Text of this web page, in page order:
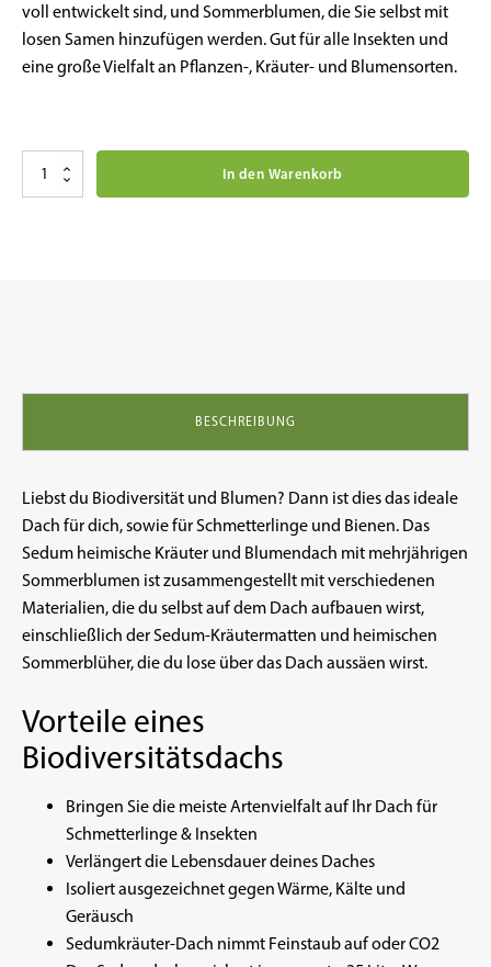
voll entwickelt sind, und Sommerblumen, die Sie selbst mit
losen Samen hinzufügen werden. Gut für alle Insekten und
eine große Vielfalt an Pflanzen-, Kräuter- und Blumensorten.
Biodivers
liter
In den Warenkorb
BESCHREIBUNG
Liebst du Biodiversität und Blumen? Dann ist dies das ideale
Dach für dich, sowie für Schmetterlinge und Bienen. Das
Sedum heimische Kräuter und Blumendach mit mehrjährigen
Sommerblumen ist zusammengestellt mit verschiedenen
Materialien, die du selbst auf dem Dach aufbauen wirst,
einschließlich der Sedum-Kräutermatten und heimischen
Sommerblüher, die du lose über das Dach aussäen wirst.
Vorteile eines
Biodiversitätsdachs
Bringen Sie die meiste Artenvielfalt auf Ihr Dach für
Schmetterlinge & Insekten
Verlängert die Lebensdauer deines Daches
Isoliert ausgezeichnet gegen Wärme, Kälte und
Geräusch
Sedumkräuter-Dach nimmt Feinstaub auf oder CO2